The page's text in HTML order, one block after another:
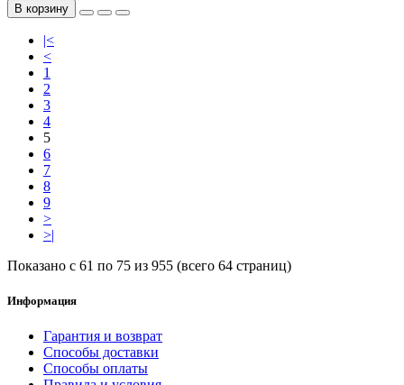
В корзину
|<
<
1
2
3
4
5
6
7
8
9
>
>|
Показано с 61 по 75 из 955 (всего 64 страниц)
Информация
Гарантия и возврат
Способы доставки
Способы оплаты